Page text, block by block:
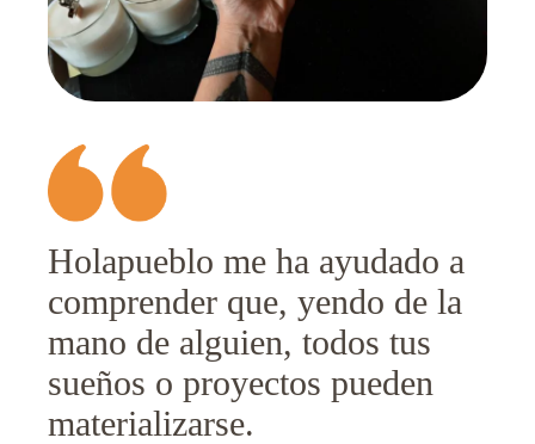
Holapueblo me ha ayudado a
comprender que, yendo de la
mano de alguien, todos tus
sueños o proyectos pueden
materializarse.